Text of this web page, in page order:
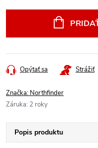
Opýtať sa Strážiť
Značka: Northfinder
Záruka: 2 roky
Popis produktu